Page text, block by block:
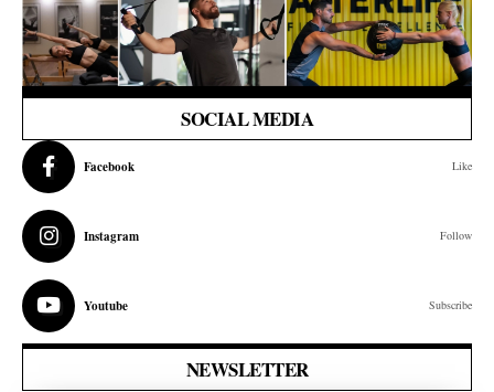
SOCIAL MEDIA
Facebook Like
Instagram Follow
Youtube Subscribe
NEWSLETTER